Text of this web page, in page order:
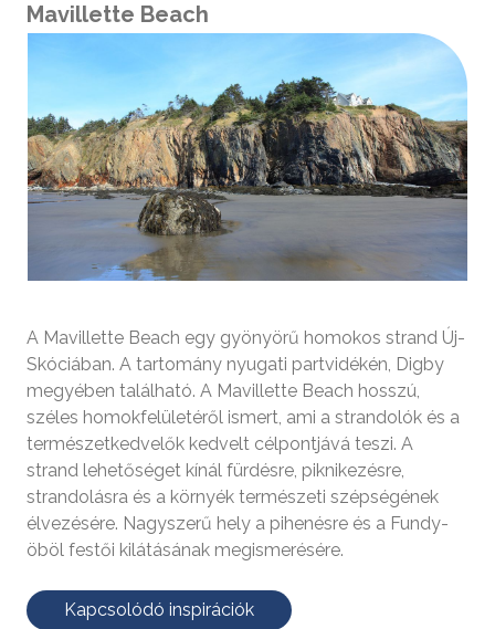
Mavillette Beach
A Mavillette Beach egy gyönyörű homokos strand Új-
Skóciában. A tartomány nyugati partvidékén, Digby
megyében található. A Mavillette Beach hosszú,
széles homokfelületéről ismert, ami a strandolók és a
természetkedvelők kedvelt célpontjává teszi. A
strand lehetőséget kínál fürdésre, piknikezésre,
strandolásra és a környék természeti szépségének
élvezésére. Nagyszerű hely a pihenésre és a Fundy-
öböl festői kilátásának megismerésére.
Kapcsolódó inspirációk